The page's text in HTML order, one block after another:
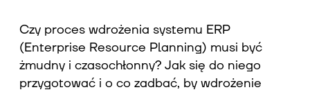
Kontakt
Czy proces wdrożenia systemu ERP
(Enterprise Resource Planning) musi być
żmudny i czasochłonny? Jak się do niego
przygotować i o co zadbać, by wdrożenie